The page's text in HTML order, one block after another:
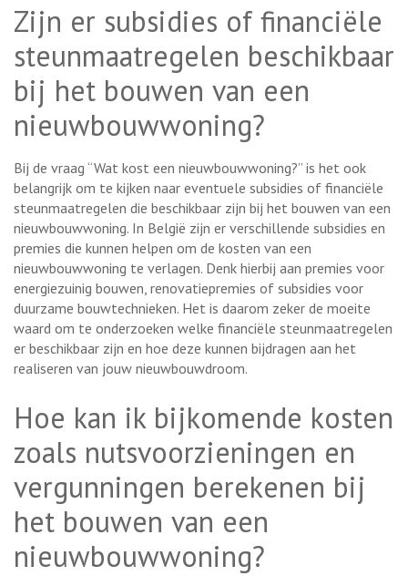
Zijn er subsidies of financiële
steunmaatregelen beschikbaar
bij het bouwen van een
nieuwbouwwoning?
Bij de vraag “Wat kost een nieuwbouwwoning?” is het ook
belangrijk om te kijken naar eventuele subsidies of financiële
steunmaatregelen die beschikbaar zijn bij het bouwen van een
nieuwbouwwoning. In België zijn er verschillende subsidies en
premies die kunnen helpen om de kosten van een
nieuwbouwwoning te verlagen. Denk hierbij aan premies voor
energiezuinig bouwen, renovatiepremies of subsidies voor
duurzame bouwtechnieken. Het is daarom zeker de moeite
waard om te onderzoeken welke financiële steunmaatregelen
er beschikbaar zijn en hoe deze kunnen bijdragen aan het
realiseren van jouw nieuwbouwdroom.
Hoe kan ik bijkomende kosten
zoals nutsvoorzieningen en
vergunningen berekenen bij
het bouwen van een
nieuwbouwwoning?